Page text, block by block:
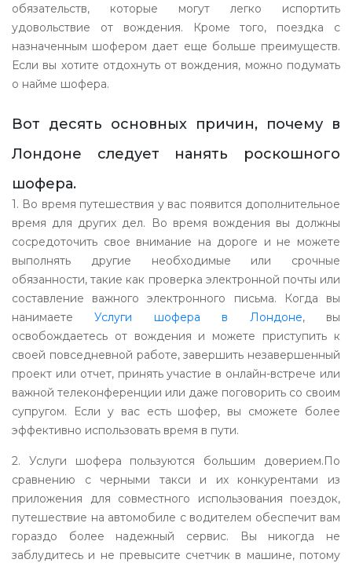
обязательств, которые могут легко испортить
удовольствие от вождения. Кроме того, поездка с
назначенным шофером дает еще больше преимуществ.
Если вы хотите отдохнуть от вождения, можно подумать
о найме шофера.
Вот десять основных причин, почему в
Лондоне следует нанять роскошного
шофера.
1. Во время путешествия у вас появится дополнительное
время для других дел. Во время вождения вы должны
сосредоточить свое внимание на дороге и не можете
выполнять другие необходимые или срочные
обязанности, такие как проверка электронной почты или
составление важного электронного письма. Когда вы
нанимаетеУслуги шофера в Лондоне, вы
освобождаетесь от вождения и можете приступить к
своей повседневной работе, завершить незавершенный
проект или отчет, принять участие в онлайн-встрече или
важной телеконференции или даже поговорить со своим
супругом. Если у вас есть шофер, вы сможете более
эффективно использовать время в пути.
2. Услуги шофера пользуются большим доверием.По
сравнению с черными такси и их конкурентами из
приложения для совместного использования поездок,
путешествие на автомобиле с водителем обеспечит вам
гораздо более надежный сервис. Вы никогда не
заблудитесь и не превысите счетчик в машине, потому